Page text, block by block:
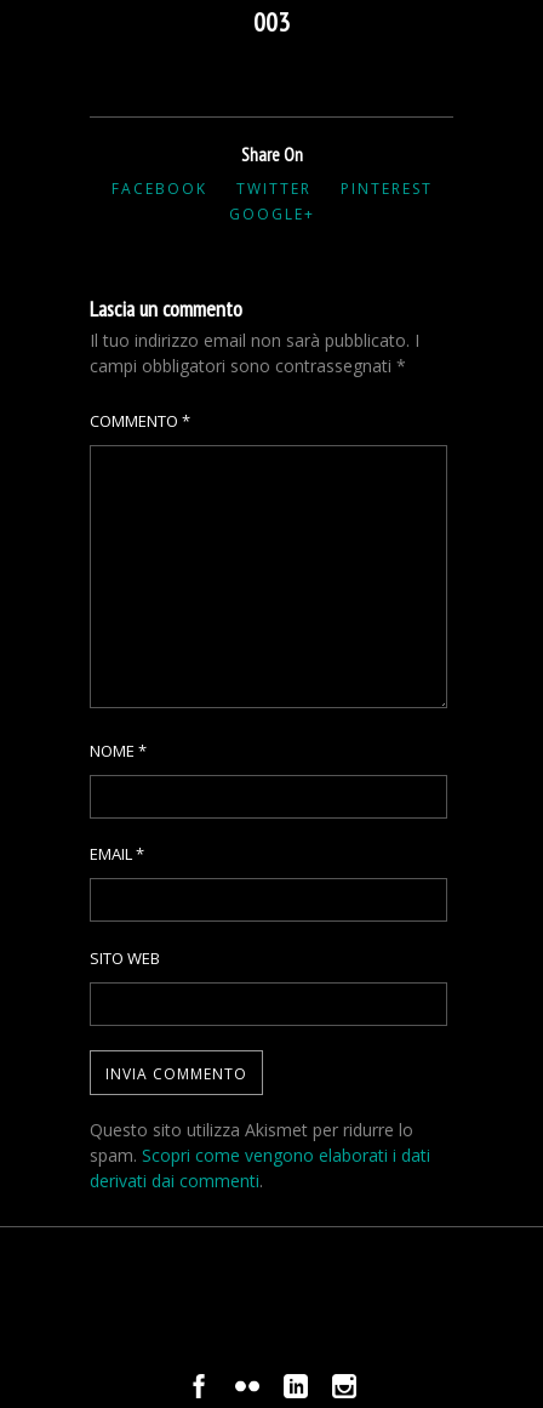
003
Share On
FACEBOOK TWITTER
PINTEREST
GOOGLE+
Lascia un commento
Il tuo indirizzo email non sarà pubblicato. I
campi obbligatori sono contrassegnati *
COMMENTO *
NOME *
EMAIL*
SITO WEB
Questo sito utilizza Akismet per ridurre lo
spam. Scopri come vengono elaborati i dati
derivati dai commenti.